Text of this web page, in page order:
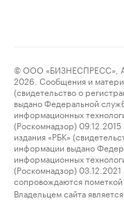
© ООО «БИЗНЕСПРЕСС»,
2026. Сообщения и
(свидетельство о
выдано Федеральной
информационных
(Роскомнадзор)
издания «РБК»
информации выдано
информационных
(Роскомнадзор)
сопровождаются пометкой
Владельцем сайта